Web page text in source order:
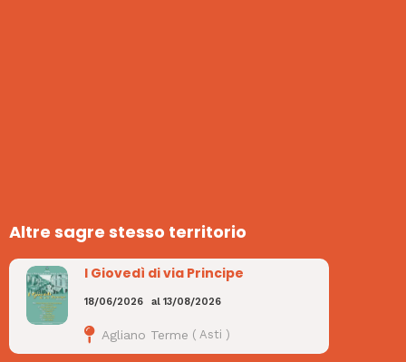
Altre sagre stesso territorio
I Giovedì di via Principe
18/06/2026 al 13/08/2026
Agliano Terme ( Asti )